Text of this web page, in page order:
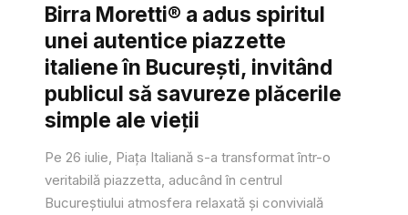
Birra Moretti® a adus spiritul
unei autentice piazzette
italiene în București, invitând
publicul să savureze plăcerile
simple ale vieții
Pe 26 iulie, Piața Italiană s-a transformat într-o
veritabilă piazzetta, aducând în centrul
Bucureștiului atmosfera relaxată și convivială